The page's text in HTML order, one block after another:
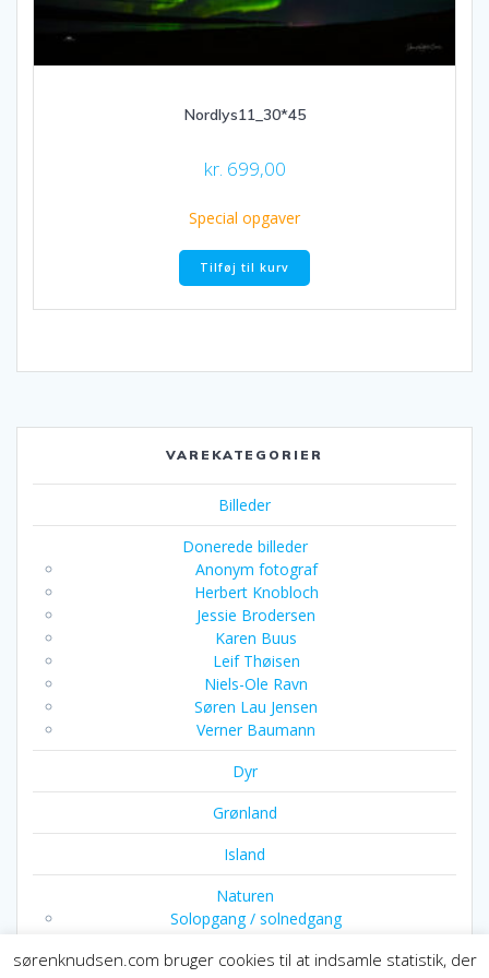
Nordlys11_30*45
kr. 699,00
Special opgaver
Tilføj til kurv
VAREKATEGORIER
Billeder
Donerede billeder
Anonym fotograf
Herbert Knobloch
Jessie Brodersen
Karen Buus
Leif Thøisen
Niels-Ole Ravn
Søren Lau Jensen
Verner Baumann
Dyr
Grønland
Island
Naturen
Solopgang / solnedgang
Ophørsudsalg
sørenknudsen.com bruger cookies til at indsamle statistik, der